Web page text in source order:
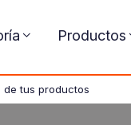
Productos
de tus productos